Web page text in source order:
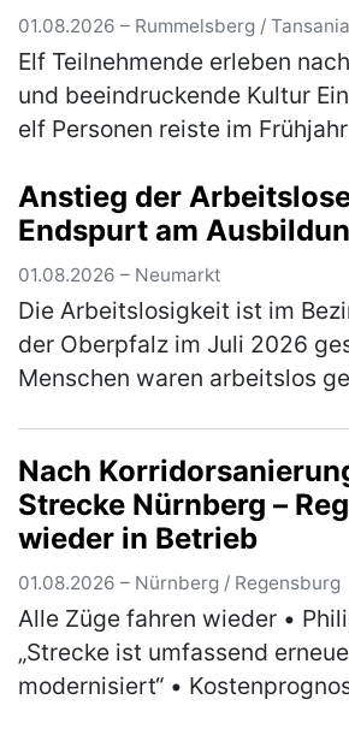
01.08.2026 – Rummelsberg / Tansania
Elf Teilnehmende erleben
und beeindruckende Kultur
elf Personen reiste im
Günter Neidhardt nach
Anstieg der
Endspurt am
01.08.2026 – Neumarkt
Die Arbeitslosigkeit ist im
der Oberpfalz im Juli 2026
Menschen waren arbeitslos
Nach
Strecke Nürnberg –
wieder in Betrieb
01.08.2026 – Nürnberg / Regensburg
Alle Züge fahren wieder •
„Strecke ist umfassend
modernisiert“ •